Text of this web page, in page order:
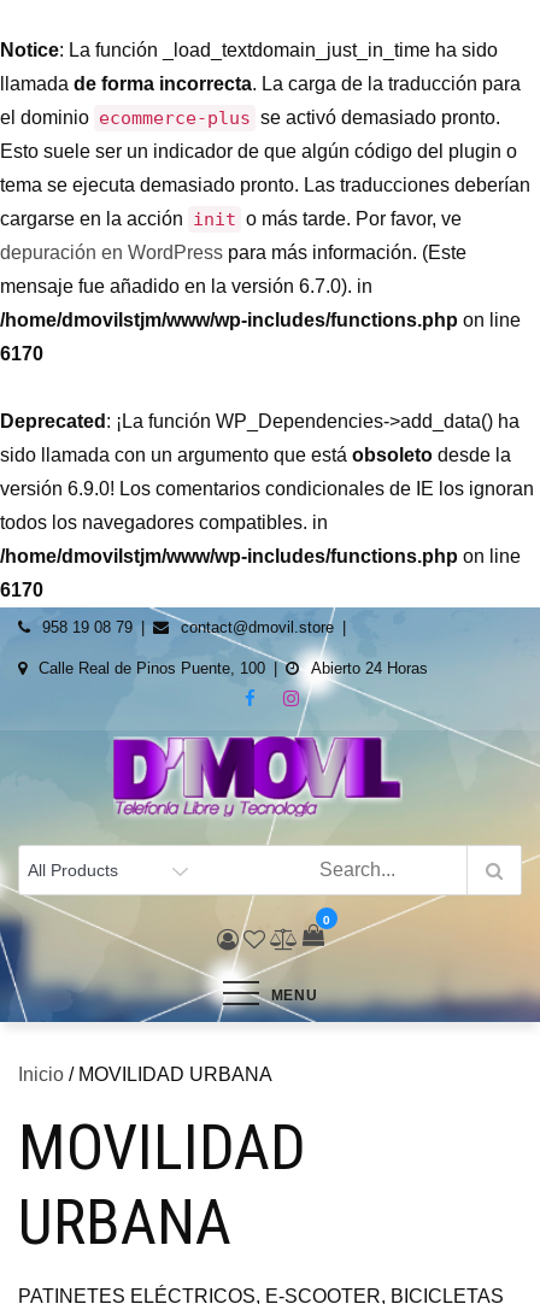
Notice: La función _load_textdomain_just_in_time ha sido
llamada de forma incorrecta. La carga de la traducción para
el dominio ecommerce-plus se activó demasiado pronto.
Esto suele ser un indicador de que algún código del plugin o
tema se ejecuta demasiado pronto. Las traducciones deberían
cargarse en la acción init o más tarde. Por favor, ve
depuración en WordPress para más información. (Este
mensaje fue añadido en la versión 6.7.0). in
/home/dmovilstjm/www/wp-includes/functions.php on line
6170
Deprecated : ¡La función WP_Dependencies->add_data() ha
sido llamada con un argumento que está obsoleto desde la
versión 6.9.0! Los comentarios condicionales de IE los ignoran
todos los navegadores compatibles. in
/home/dmovilstjm/www/wp-includes/functions.php on line
6170
Skip
958 19 08 79 contact@dmovil.store
Calle Real de Pinos Puente, 100 Abierto 24 Horas
dmovil.store
Venta de tecnología al mejor precio y servicio
0
MENU
Inicio / MOVILIDAD URBANA
MOVILIDAD
URBANA
PATINETES ELÉCTRICOS, E-SCOOTER, BICICLETAS